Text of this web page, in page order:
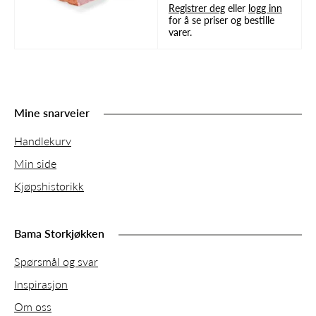
Registrer deg eller logg inn
for å se priser og bestille
varer.
Mine snarveier
Handlekurv
Min side
Kjøpshistorikk
Bama Storkjøkken
Spørsmål og svar
Inspirasjon
Om oss